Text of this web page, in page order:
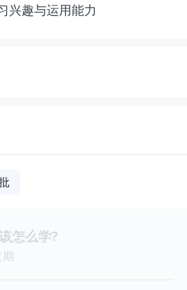
兴趣与运用能力
怎么学?
期